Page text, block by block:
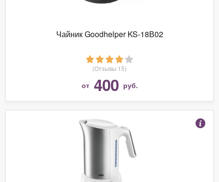
Чайник Goodhelper KS-18В02
(Отзывы 15)
от 400 руб.